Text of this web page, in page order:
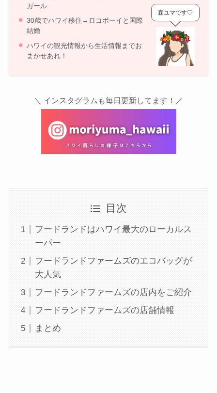
ガール
30歳でハワイ移住→ロコボーイと国際
結婚
ハワイの観光情報から生活情報までお
まかせあれ！
森ユマです♡
＼ インスタグラムも毎日更新してます！／
目次
フードランドはハワイ最大のローカルス
ーパー
フードランドファームズのエコバッグが
大人気
フードランドファームズの店内をご紹介
フードランドファームズの店舗情報
まとめ